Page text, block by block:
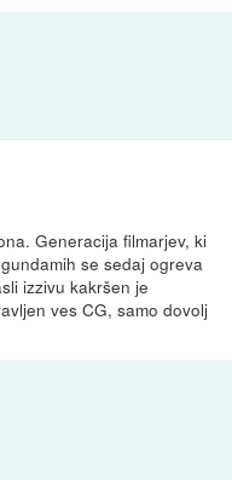
Generacija filmarjev, ki
se sedaj ogreva
izzivu kakršen je
ves CG, samo dovolj